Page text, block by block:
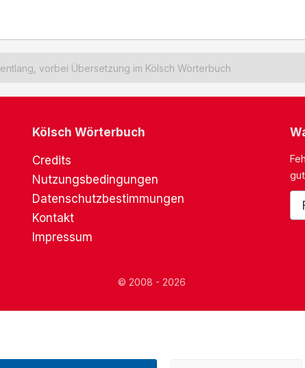
entlang, vorbei Übersetzung im Kölsch Wörterbuch
Kölsch Wörterbuch
Credits
Nutzungsbedingungen
Datenschutzbestimmungen
Kontakt
Impressum
© 2008 - 2026